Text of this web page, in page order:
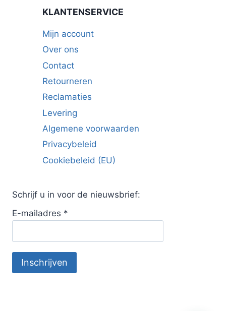
KLANTENSERVICE
Mijn account
Over ons
Contact
Retourneren
Reclamaties
Levering
Algemene voorwaarden
Privacybeleid
Cookiebeleid (EU)
Schrijf u in voor de nieuwsbrief:
E-mailadres *